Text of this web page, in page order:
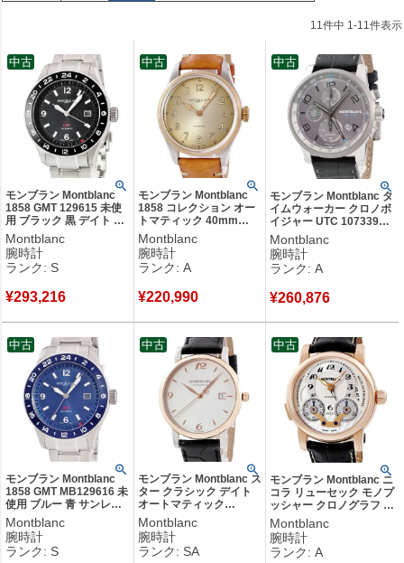
気品と上品な高級感──。本当にいいものを長く愛用したい大人の時
発祥地：ドイツ ハンブルク
創業者：アルフレッド・ネヘミアス&アウグスト・エーベルシュタイ
11件中 1-11件表示
モンブラン Montblanc
1858 GMT 129615 未使
用 ブラック 黒 デイト ア
ラビア バー デュアルタ
イム メンズ 腕時計自動
巻き ブラック 【中古】
未使用保管品
Montblanc
腕時計
ランク: S
¥293,216
中古
モンブラン Montblanc
1858 コレクション オー
トマティック 40mm
119065 ブロンズ×SS ア
ラビア サンレイ メンズ
腕時計自動巻き ゴールド
【中古】中古美品
Montblanc
腕時計
ランク: A
¥220,990
中古
モンブラン Montblanc タ
イムウォーカー クロノボ
イジャー UTC 107339
GMT スモールセコンド
デイト メンズ 腕時計自動
巻き グレー 【中古】中古
美品
Montblanc
腕時計
ランク: A
¥260,876
中古
モンブラン Montblanc
1858 GMT MB129616 未
使用 ブルー 青 サンレイ
デイト アラビア バー メ
ンズ 腕時計自動巻き ブ
ルー 【中古】未使用保管
品
Montblanc
腕時計
ランク: S
中古
モンブラン Montblanc ス
ター クラシック デイト
オートマティック
112145 新品同様
K18PG×SS コンビ デイ
ト メンズ 腕時計自動巻
き シルバー 【中古】新
Montblanc
腕時計
ランク: SA
中古
モンブラン Montblanc ニ
コラ リューセック モノプ
ッシャー クロノグラフ オ
ートマティック 111834
OH済 K18RG メンズ 腕
時計自動巻き シルバー
【中古】中古美品
Montblanc
腕時計
ランク: A
中古